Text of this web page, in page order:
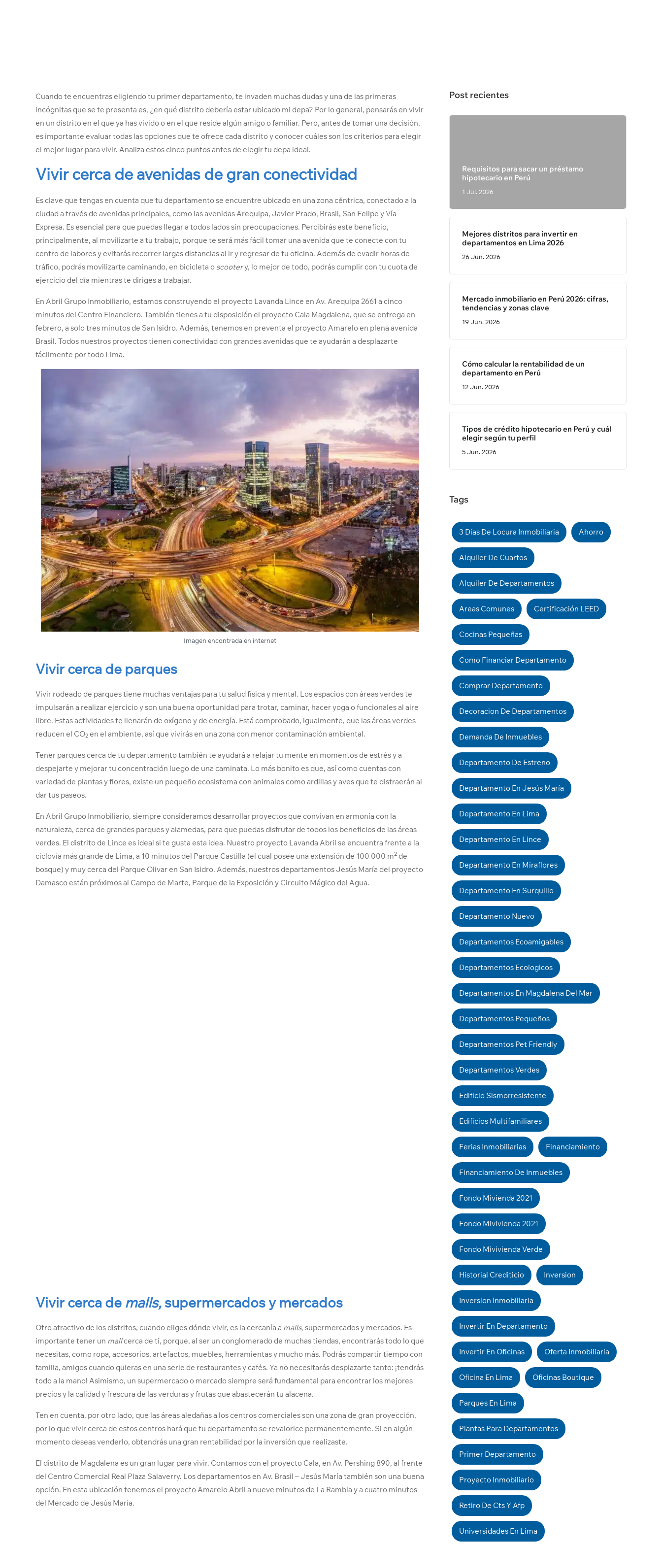
Cuando te encuentras eligiendo tu primer departamento, te invaden muchas dudas y una de las primeras
incógnitas que se te presenta es, ¿en qué distrito debería estar ubicado mi depa? Por lo general, pensarás en vivir
en un distrito en el que ya has vivido o en el que reside algún amigo o familiar. Pero, antes de tomar una decisión,
es importante evaluar todas las opciones que te ofrece cada distrito y conocer cuáles son los criterios para elegir
el mejor lugar para vivir. Analiza estos cinco puntos antes de elegir tu depa ideal.
Vivir cerca de avenidas de gran conectividad
Es clave que tengas en cuenta que tu departamento se encuentre ubicado en una zona céntrica, conectado a la
ciudad a través de avenidas principales, como las avenidas Arequipa, Javier Prado, Brasil, San Felipe y Vía
Expresa. Es esencial para que puedas llegar a todos lados sin preocupaciones. Percibirás este beneficio,
principalmente, al movilizarte a tu trabajo, porque te será más fácil tomar una avenida que te conecte con tu
centro de labores y evitarás recorrer largas distancias al ir y regresar de tu oficina. Además de evadir horas de
tráfico, podrás movilizarte caminando, en bicicleta o scootery, lo mejor de todo, podrás cumplir con tu cuota de
ejercicio del día mientras te diriges a trabajar.
En Abril Grupo Inmobiliario, estamos construyendo el proyecto Lavanda Lince en Av. Arequipa 2661 a cinco
minutos del Centro Financiero. También tienes a tu disposición el proyecto Cala Magdalena, que se entrega en
febrero, a solo tres minutos de San Isidro. Además, tenemos en preventa el proyecto Amarelo en plena avenida
Brasil. Todos nuestros proyectos tienen conectividad con grandes avenidas que te ayudarán a desplazarte
fácilmente por todo Lima.
Imagen encontrada en internet
Vivir cerca de parques
Vivir rodeado de parques tiene muchas ventajas para tu salud física y mental. Los espacios con áreas verdes te
impulsarán a realizar ejercicio y son una buena oportunidad para trotar, caminar, hacer yoga o funcionales al aire
libre. Estas actividades te llenarán de oxígeno y de energía. Está comprobado, igualmente, que las áreas verdes
reducen el CO2 en el ambiente, así que vivirás en una zona con menor contaminación ambiental.
Tener parques cerca de tu departamento también te ayudará a relajar tu mente en momentos de estrés y a
despejarte y mejorar tu concentración luego de una caminata. Lo más bonito es que, así como cuentas con
variedad de plantas y flores, existe un pequeño ecosistema con animales como ardillas y aves que te distraerán al
dar tus paseos.
En Abril Grupo Inmobiliario, siempre consideramos desarrollar proyectos que convivan en armonía con la
naturaleza, cerca de grandes parques y alamedas, para que puedas disfrutar de todos los beneficios de las áreas
verdes. El distrito de Lince es ideal si te gusta esta idea. Nuestro proyecto Lavanda Abril se encuentra frente a la
ciclovía más grande de Lima, a 10 minutos del Parque Castilla (el cual posee una extensión de 100 000 m2 de
bosque) y muy cerca del Parque Olivar en San Isidro. Además, nuestros departamentos Jesús María del proyecto
Damasco están próximos al Campo de Marte, Parque de la Exposición y Circuito Mágico del Agua.
Vivir cerca de malls,supermercados y mercados
Otro atractivo de los distritos, cuando eliges dónde vivir, es la cercanía a malls, supermercados y mercados. Es
importante tener un mallcerca de ti, porque, al ser un conglomerado de muchas tiendas, encontrarás todo lo que
necesitas, como ropa, accesorios, artefactos, muebles, herramientas y mucho más. Podrás compartir tiempo con
familia, amigos cuando quieras en una serie de restaurantes y cafés. Ya no necesitarás desplazarte tanto: ¡tendrás
todo a la mano! Asimismo, un supermercado o mercado siempre será fundamental para encontrar los mejores
precios y la calidad y frescura de las verduras y frutas que abastecerán tu alacena.
Ten en cuenta, por otro lado, que las áreas aledañas a los centros comerciales son una zona de gran proyección,
por lo que vivir cerca de estos centros hará que tu departamento se revalorice permanentemente. Si en algún
momento deseas venderlo, obtendrás una gran rentabilidad por la inversión que realizaste.
El distrito de Magdalena es un gran lugar para vivir. Contamos con el proyecto Cala, en Av. Pershing 890, al frente
del Centro Comercial Real Plaza Salaverry. Los departamentos en Av. Brasil – Jesús María también son una buena
opción. En esta ubicación tenemos el proyecto Amarelo Abril a nueve minutos de La Rambla y a cuatro minutos
del Mercado de Jesús María.
Post recientes
Requisitos para sacar un préstamo
hipotecario en Perú
1 Jul. 2026
Mejores distritos para invertir en
departamentos en Lima 2026
26 Jun. 2026
Mercado inmobiliario en Perú 2026: cifras,
tendencias y zonas clave
19 Jun. 2026
Cómo calcular la rentabilidad de un
departamento en Perú
12 Jun. 2026
Tipos de crédito hipotecario en Perú y cuál
elegir según tu perfil
5 Jun. 2026
Tags
3 Dias De Locura Inmobiliaria Ahorro
Alquiler De Cuartos
Alquiler De Departamentos
Areas Comunes Certificación LEED
Cocinas Pequeñas
Como Financiar Departamento
Comprar Departamento
Decoracion De Departamentos
Demanda De Inmuebles
Departamento De Estreno
Departamento En Jesús María
Departamento En Lima
Departamento En Lince
Departamento En Miraflores
Departamento En Surquillo
Departamento Nuevo
Departamentos Ecoamigables
Departamentos Ecologicos
Departamentos En Magdalena Del Mar
Departamentos Pequeños
Departamentos Pet Friendly
Departamentos Verdes
Edificio Sismorresistente
Edificios Multifamiliares
Ferias Inmobiliarias Financiamiento
Financiamiento De Inmuebles
Fondo Mivienda 2021
Fondo Mivivienda 2021
Fondo Mivivienda Verde
Historial Crediticio Inversion
Inversion Inmobiliaria
Invertir En Departamento
Invertir En Oficinas Oferta Inmobiliaria
Oficina En Lima Oficinas Boutique
Parques En Lima
Plantas Para Departamentos
Primer Departamento
Proyecto Inmobiliario
Retiro De Cts Y Afp
Universidades En Lima